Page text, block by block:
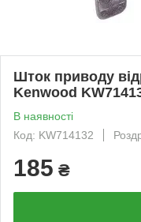
Шток приводу
Kenwood
В наявності
Код: KW714132
185 ₴